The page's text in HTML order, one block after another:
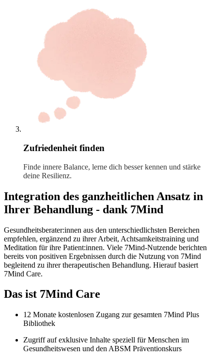
Zufriedenheit finden
Finde innere Balance, lerne dich besser kennen und stärke
deine Resilienz.
Integration des ganzheitlichen Ansatz in
Ihrer Behandlung - dank 7Mind
Gesundheitsberater:innen aus den unterschiedlichsten Bereichen
empfehlen, ergänzend zu ihrer Arbeit, Achtsamkeitstraining und
Meditation für ihre Patient:innen. Viele 7Mind-Nutzende berichten
bereits von positiven Ergebnissen durch die Nutzung von 7Mind
begleitend zu ihrer therapeutischen Behandlung. Hierauf basiert
7Mind Care.
Das ist 7Mind Care
12 Monate kostenlosen Zugang zur gesamten 7Mind Plus
Bibliothek
Zugriff auf exklusive Inhalte speziell für Menschen im
Gesundheitswesen und den ABSM Präventionskurs